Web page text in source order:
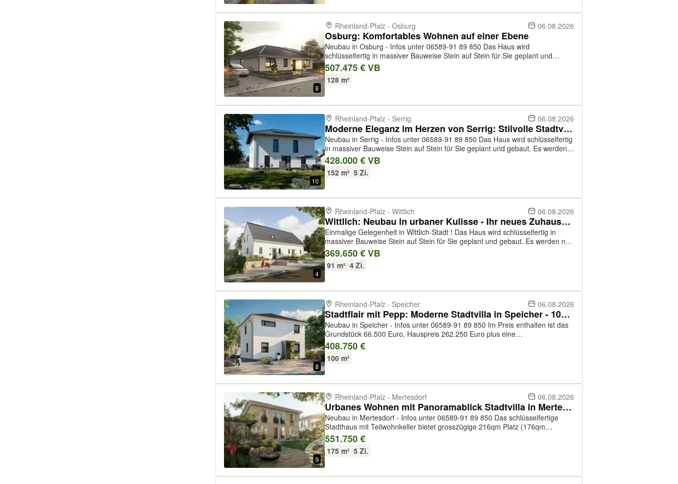
8
Rheinland-Pfalz - Osburg 06.08.2026
Osburg: Komfortables Wohnen auf einer Ebene
Neubau in Osburg - Infos unter 06589-91 89 850 Das Haus wird
schlüsselfertig in massiver Bauweise Stein auf Stein für Sie geplant und
gebaut. Es werden nur beste Markenprodukte verwendet. Im Preis enthalten
ist das Grundstück 123.825Euro, Hauspre...
507.475 € VB
128 m²
10
Rheinland-Pfalz - Serrig 06.08.2026
Moderne Eleganz im Herzen von Serrig: Stilvolle Stadtvilla mit höchster Energieeffizienz A+
Neubau in Serrig - Infos unter 06589-91 89 850 Das Haus wird schlüsselfertig
in massiver Bauweise Stein auf Stein für Sie geplant und gebaut. Es werden
nur beste Markenprodukte verwendet. Der ausgewiesene Preis beinhaltet den
Hauspreis sowie den ...
428.000 € VB
152 m² 5 Zi.
4
Rheinland-Pfalz - Wittlich 06.08.2026
Wittlich: Neubau in urbaner Kulisse - Ihr neues Zuhause wartet darauf, entdeckt zu werden
Einmalige Gelegenheit in Wittlich-Stadt ! Das Haus wird schlüsselfertig in
massiver Bauweise Stein auf Stein für Sie geplant und gebaut. Es werden nur
beste Markenprodukte verwendet. Enthalten sind außerdem alle Leistungen
369.650 € VB
91 m² 4 Zi.
8
Rheinland-Pfalz - Speicher 06.08.2026
Stadtflair mit Pepp: Moderne Stadtvilla in Speicher - 100qm voller Style!
Neubau in Speicher - Infos unter 06589-91 89 850 Im Preis enthalten ist das
Grundstück 66.500 Euro, Hauspreis 262.250 Euro plus eine
Baunebenkostenpauschale von 80.000 Euro für Anschlüsse, Erdrbeiten,
Außenanlage, Maler und Tapezierarbeiten, Verm...
408.750 €
100 m²
9
Rheinland-Pfalz - Mertesdorf 06.08.2026
Urbanes Wohnen mit Panoramablick Stadtvilla in Mertesdorf
Neubau in Mertesdorf - Infos unter 06589-91 89 850 Das schlüsselfertige
Stadthaus mit Teilwohnkeller bietet grosszügige 216qm Platz (176qm
Wohnfläche und 40qm Nutzfläche). Hell, gemütlich und weitläufig – genügend
Raum zum Entfalten im ganzen Hau...
551.750 €
175 m² 5 Zi.